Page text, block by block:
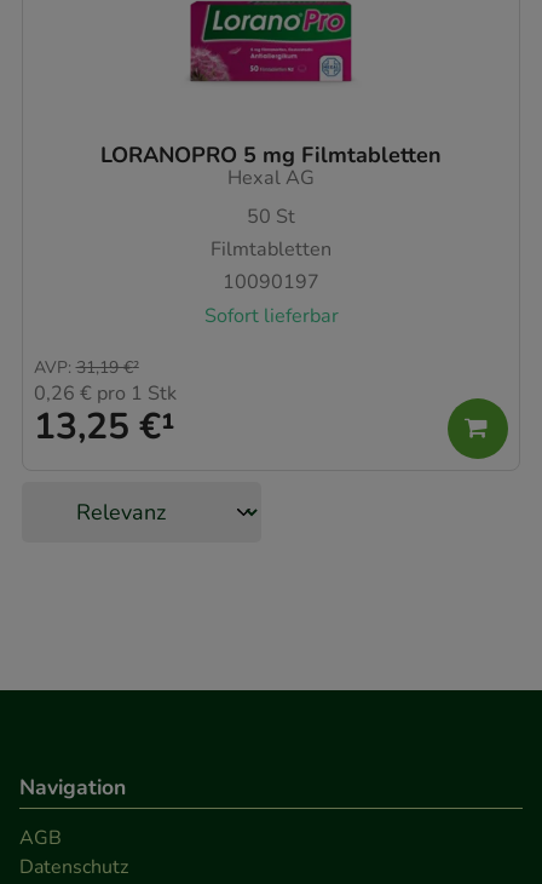
LORANOPRO 5 mg Filmtabletten
Hexal AG
50 St
Filmtabletten
10090197
Sofort lieferbar
13,25 €¹
AVP: 31,19 €²
0,26 € pro 1 Stk
Navigation
AGB
Datenschutz